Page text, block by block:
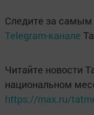
Следите за
Telegram-канале
Читайте новости
национальном
https://max.ru/